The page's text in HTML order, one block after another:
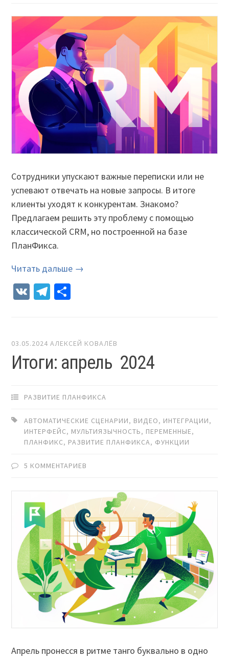
Сотрудники упускают важные переписки или не
успевают отвечать на новые запросы. В итоге
клиенты уходят к конкурентам. Знакомо?
Предлагаем решить эту проблему с помощью
классической CRM, но построенной на базе
ПланФикса.
Читать дальше →
VK Telegram
03.05.2024 АЛЕКСЕЙ КОВАЛЁВ
Итоги: апрель 2024
РАЗВИТИЕ ПЛАНФИКСА
АВТОМАТИЧЕСКИЕ СЦЕНАРИИ, ВИДЕО, ИНТЕГРАЦИИ,
ИНТЕРФЕЙС, МУЛЬТИЯЗЫЧНОСТЬ, ПЕРЕМЕННЫЕ,
ПЛАНФИКС, РАЗВИТИЕ ПЛАНФИКСА, ФУНКЦИИ
5 КОММЕНТАРИЕВ
Апрель пронесся в ритме танго буквально в одно